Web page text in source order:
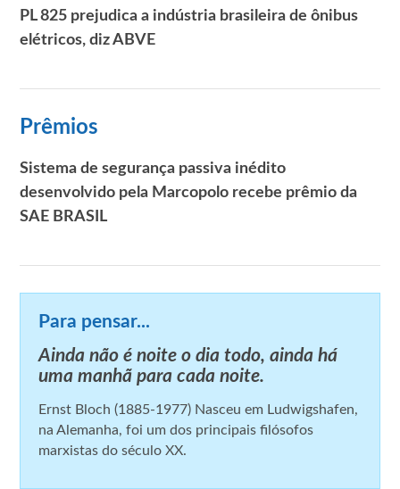
PL 825 prejudica a indústria brasileira de ônibus
elétricos, diz ABVE
Prêmios
Sistema de segurança passiva inédito
desenvolvido pela Marcopolo recebe prêmio da
SAE BRASIL
Para pensar...
Ainda não é noite o dia todo, ainda há
uma manhã para cada noite.
Ernst Bloch (1885-1977) Nasceu em Ludwigshafen,
na Alemanha, foi um dos principais filósofos
marxistas do século XX.